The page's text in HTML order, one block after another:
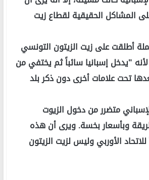
المشاكل الحقيقية لقطاع زيت
أطلقت على زيت الزيتون التونسي
"يدخل إسبانيا سائباً ثم يختفي من
تحت علامات أخرى دون ذكر بلد
متضرر من دخول الزيوت
وبأسعار بخسة. ويرى أن هذه
الأوربي وليس لزيت الزيتون